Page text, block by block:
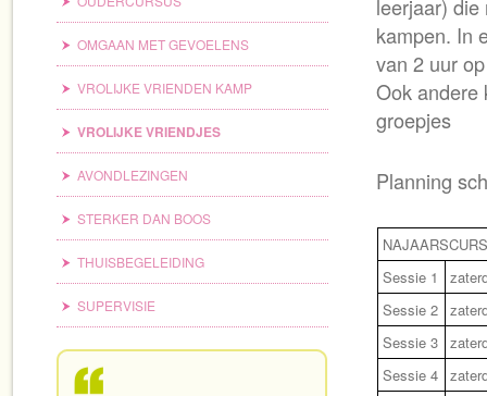
OMGAAN MET GEVOELENS
VROLIJKE VRIENDEN KAMP
VROLIJKE VRIENDJES
AVONDLEZINGEN
STERKER DAN BOOS
THUISBEGELEIDING
SUPERVISIE
leerjaar)
kampen. In
van 2 uur
Ook andere
groepjes
Planning
Sessie 1
Sessie 2
Sessie 3
Sessie 4